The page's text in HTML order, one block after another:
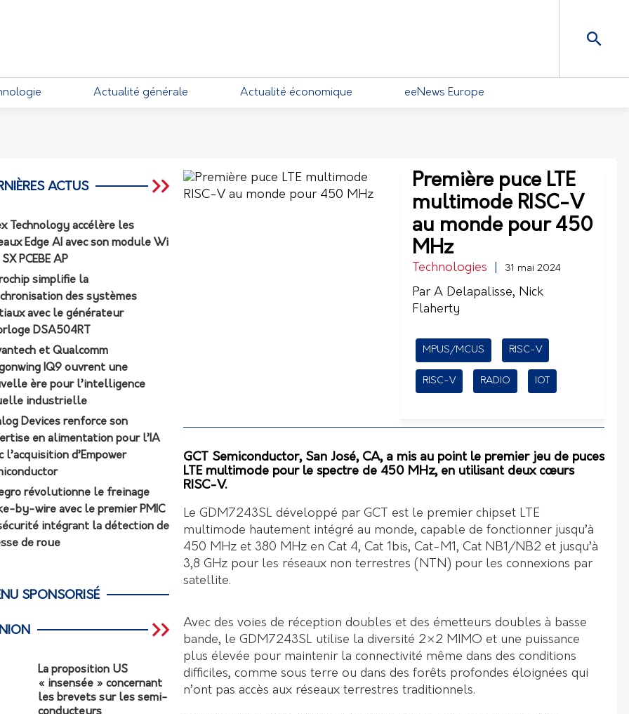
Actualité générale Actualité économique eeNews Europe
Première puce LTE
multimode RISC-V
au monde pour 450
MHz
Technologies 31 mai 2024
Par A Delapalisse, Nick
Flaherty
MPUS/MCUS RISC-V
RISC-V RADIO IOT
GCT Semiconductor, San José, CA, a mis au point le premier jeu de puces
LTE multimode pour le spectre de 450 MHz, en utilisant deux cœurs
RISC-V.
Le GDM7243SL développé par GCT est le premier chipset LTE
multimode hautement intégré au monde, capable de fonctionner jusqu’à
450 MHz et 380 MHz en Cat 4, Cat 1bis, Cat-M1, Cat NB1/NB2 et jusqu’à
3,8 GHz pour les réseaux non terrestres (NTN) pour les connexions par
satellite.
Avec des voies de réception doubles et des émetteurs doubles à basse
bande, le GDM7243SL utilise la diversité 2×2 MIMO et une puissance
plus élevée pour maintenir la connectivité même dans des conditions
difficiles, comme sous terre ou dans des forêts profondes éloignées qui
n’ont pas accès aux réseaux terrestres traditionnels.
ACTUS
Technology accélère les
Edge AI avec son module Wi
PCEBE AP
simplifie la
des systèmes
avec le générateur
DSA504RT
et Qualcomm
IQ9 ouvrent une
ère pour l’intelligence
industrielle
Devices renforce son
en alimentation pour l’IA
l’acquisition d’Empower
révolutionne le freinage
by-wire avec le premier PMIC
intégrant la détection de
de roue
SPONSORISÉ
La proposition US
« insensée » concernant
les brevets sur les semi-